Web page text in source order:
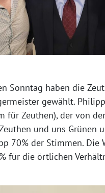
Sonntag haben die
gewählt.
für Zeuthen), der von
und uns Grünen
70% der Stimmen. Die
für die örtlichen